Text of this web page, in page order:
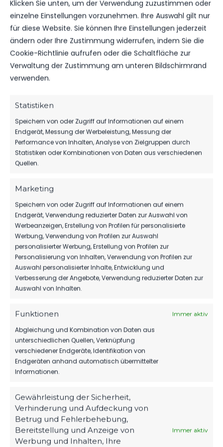
Klicken Sie unten, um der Verwendung zuzustimmen oder
einzelne Einstellungen vorzunehmen. Ihre Auswahl gilt nur
für diese Website. Sie können Ihre Einstellungen jederzeit
ändern oder Ihre Zustimmung widerrufen, indem Sie die
Cookie-Richtlinie aufrufen oder die Schaltfläche zur
Verwaltung der Zustimmung am unteren Bildschirmrand
verwenden.
Statistiken
Speichern von oder Zugriff auf Informationen auf einem
Endgerät, Messung der Werbeleistung, Messung der
Performance von Inhalten, Analyse von Zielgruppen durch
Statistiken oder Kombinationen von Daten aus verschiedenen
Quellen.
Marketing
Speichern von oder Zugriff auf Informationen auf einem
Endgerät, Verwendung reduzierter Daten zur Auswahl von
Werbeanzeigen, Erstellung von Profilen für personalisierte
Werbung, Verwendung von Profilen zur Auswahl
personalisierter Werbung, Erstellung von Profilen zur
Personalisierung von Inhalten, Verwendung von Profilen zur
Auswahl personalisierter Inhalte, Entwicklung und
Verbesserung der Angebote, Verwendung reduzierter Daten zur
Auswahl von Inhalten.
Funktionen Immer aktiv
Abgleichung und Kombination von Daten aus
unterschiedlichen Quellen, Verknüpfung
verschiedener Endgeräte, Identifikation von
Endgeräten anhand automatisch übermittelter
Informationen.
Gewährleistung der Sicherheit,
Verhinderung und Aufdeckung von
Betrug und Fehlerbehebung,
Bereitstellung und Anzeige von
Werbung und Inhalten, Ihre
Immer aktiv
MITGLIEDSBEITRAG FÜR DAS
ZWEITE HALBJAHR WIRD
ERHOBEN
DAS KÖNNTE DICH
AUCH INTERESSIEREN.
TIM MEYER WECHSELT ZU GERMANIA
07. Aug. 2026 72
SPONSOREN
MBS VERLÄNGERT SEIN SPONSORING
BEIM FSV
1.MÄNNER
WIR VERPFLICHTEN TILL JACOBI!
31. Juli 2026